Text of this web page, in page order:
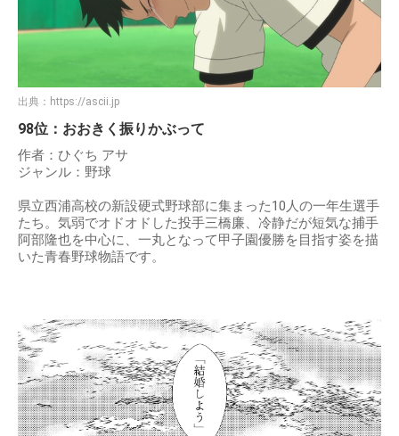
出典： https://ascii.jp
98位：おおきく振りかぶって
作者：ひぐち アサ
ジャンル：野球
県立西浦高校の新設硬式野球部に集まった10人の一年生選手
たち。気弱でオドオドした投手三橋廉、冷静だが短気な捕手
阿部隆也を中心に、一丸となって甲子園優勝を目指す姿を描
いた青春野球物語です。